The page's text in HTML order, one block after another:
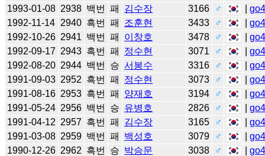
1993-01-08 2938 백번 패 김수장 3166 ♂ |
1992-11-14 2940 흑번 패 조훈현 3433 ♂ |
1992-10-26 2941 백번 패 이창호 3478 ♂ |
1992-09-17 2943 흑번 패 정수현 3071 ♂ |
1992-08-20 2944 백번 승 서봉수 3316 ♂ |
1991-09-03 2952 흑번 패 정수현 3073 ♂ |
1991-08-16 2953 흑번 패 양재호 3194 ♂ |
1991-05-24 2956 백번 승 유병호 2826 ♂ |
1991-04-12 2957 흑번 패 김수장 3165 ♂ |
1991-03-08 2959 백번 패 백성호 3079 ♂ |
1990-12-26 2962 흑번 승 박승문 3038 ♂ |